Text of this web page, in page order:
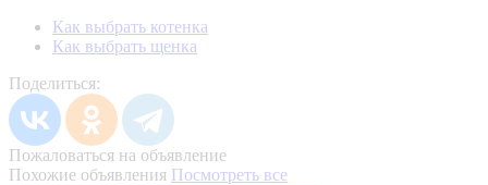
Как выбрать котенка
Как выбрать щенка
Поделиться:
Пожаловаться на объявление
Похожие объявления Посмотреть все